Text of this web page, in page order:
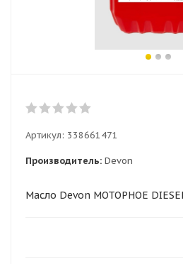
Артикул: 338661471
Производитель: Devon
Масло Devon МОТОРНОЕ